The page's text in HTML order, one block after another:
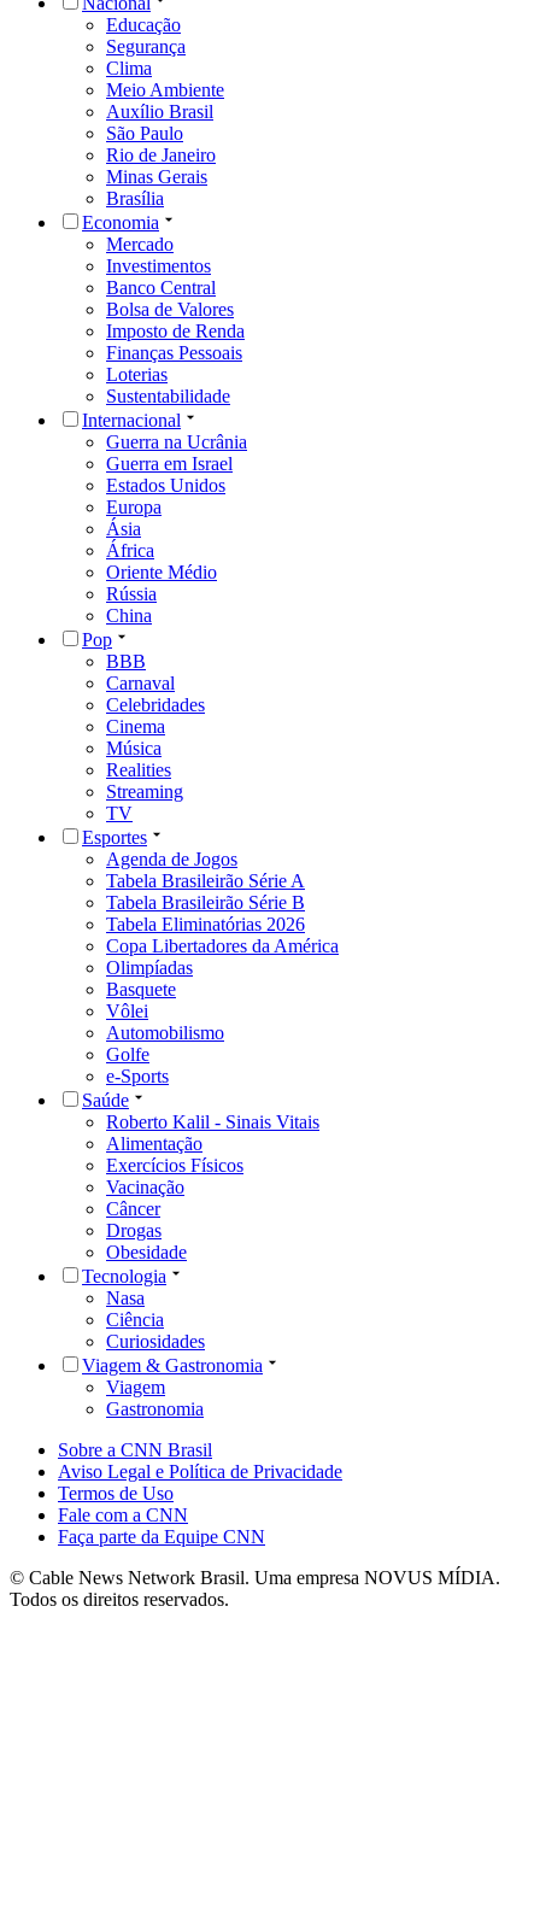
Educação
Segurança
Clima
Meio Ambiente
Auxílio Brasil
São Paulo
Rio de Janeiro
Minas Gerais
Brasília
Economia
Mercado
Investimentos
Banco Central
Bolsa de Valores
Imposto de Renda
Finanças Pessoais
Loterias
Sustentabilidade
Internacional
Guerra na Ucrânia
Guerra em Israel
Estados Unidos
Europa
Ásia
África
Oriente Médio
Rússia
China
Pop
BBB
Carnaval
Celebridades
Cinema
Música
Realities
Streaming
TV
Esportes
Agenda de Jogos
Tabela Brasileirão Série A
Tabela Brasileirão Série B
Tabela Eliminatórias 2026
Copa Libertadores da América
Olimpíadas
Basquete
Vôlei
Automobilismo
Golfe
e-Sports
Saúde
Roberto Kalil - Sinais Vitais
Alimentação
Exercícios Físicos
Vacinação
Câncer
Drogas
Obesidade
Tecnologia
Nasa
Ciência
Curiosidades
Viagem & Gastronomia
Viagem
Gastronomia
Sobre a CNN Brasil
Aviso Legal e Política de Privacidade
Termos de Uso
Fale com a CNN
Faça parte da Equipe CNN
© Cable News Network Brasil. Uma empresa NOVUS MÍDIA.
Todos os direitos reservados.